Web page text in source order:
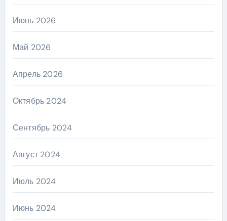
Июнь 2026
Май 2026
Апрель 2026
Октябрь 2024
Сентябрь 2024
Август 2024
Июль 2024
Июнь 2024